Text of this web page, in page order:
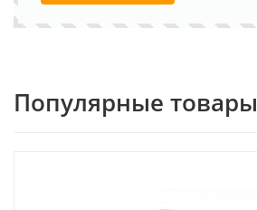
Популярные товары